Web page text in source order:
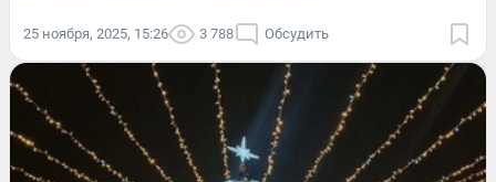
25 ноября, 2025, 15:26 3 788 Обсудить